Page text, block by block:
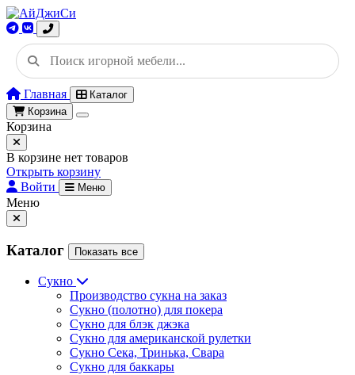
Главная
Каталог
Корзина
Корзина
В корзине нет товаров
Открыть корзину
Войти
Меню
Меню
Каталог Показать все
Сукно
Производство сукна на заказ
Сукно (полотно) для покера
Сукно для блэк джэка
Сукно для американской рулетки
Сукно Сека, Тринька, Свара
Сукно для баккары